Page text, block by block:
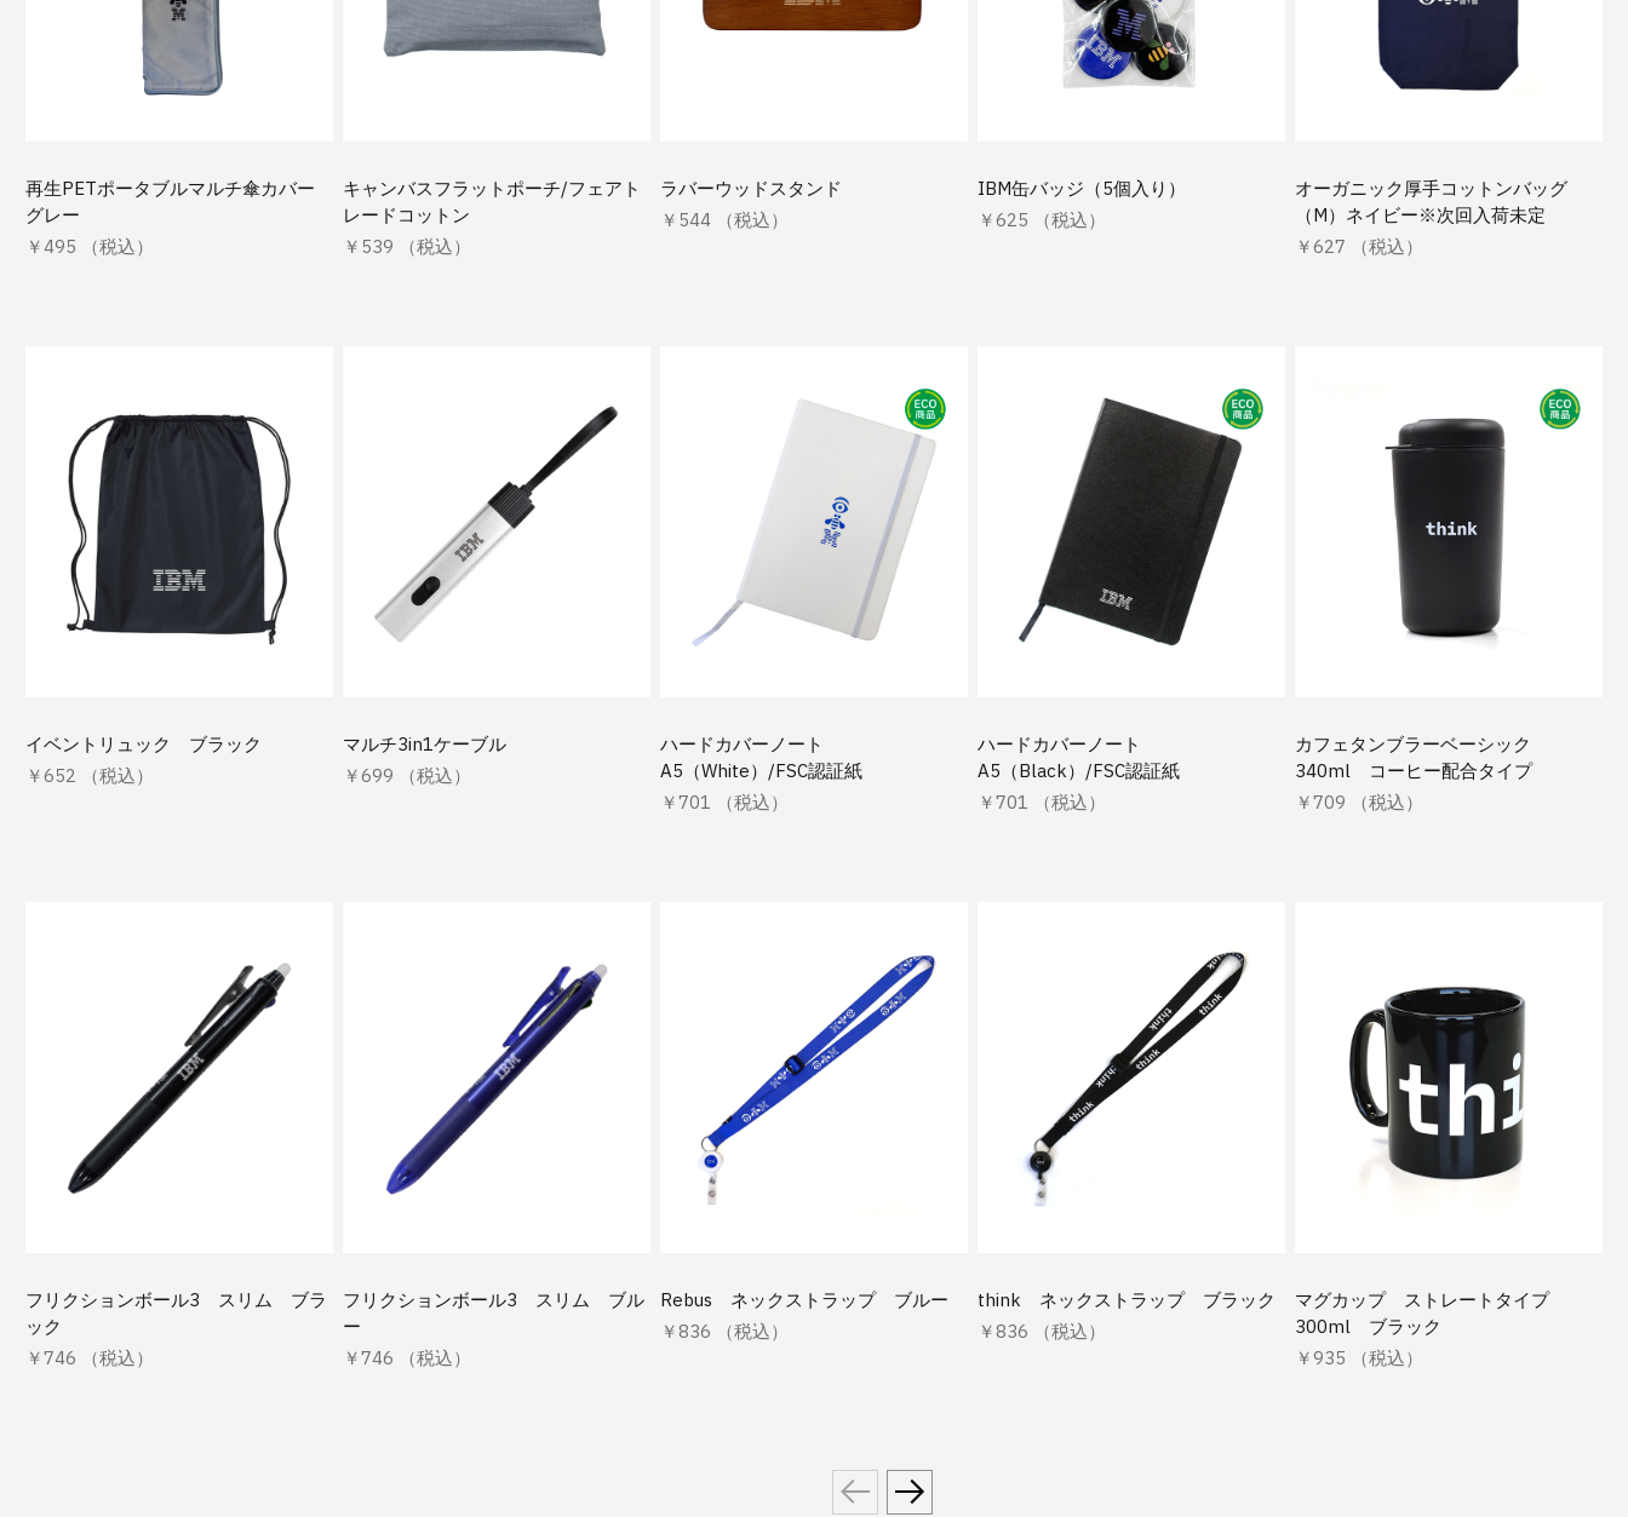
再生PETポータブルマルチ傘カバー
グレー
￥495 （税込）
キャンバスフラットポーチ/フェアト
レードコットン
￥539 （税込）
ラバーウッドスタンド
￥544 （税込）
IBM缶バッジ（5個入り）
￥625 （税込）
オーガニック厚手コットンバッグ
（M）ネイビー※次回入荷未定
￥627 （税込）
イベントリュック ブラック
￥652 （税込）
マルチ3in1ケーブル
￥699 （税込）
ハードカバーノート
A5（White）/FSC認証紙
￥701 （税込）
ハードカバーノート
A5（Black）/FSC認証紙
￥701 （税込）
カフェタンブラーベーシック
340ml コーヒー配合タイプ
￥709 （税込）
フリクションボール3 スリム ブラ
ック
￥746 （税込）
フリクションボール3 スリム ブル
ー
￥746 （税込）
Rebus ネックストラップ ブルー
￥836 （税込）
think ネックストラップ ブラック
￥836 （税込）
マグカップ ストレートタイプ
300ml ブラック
￥935 （税込）